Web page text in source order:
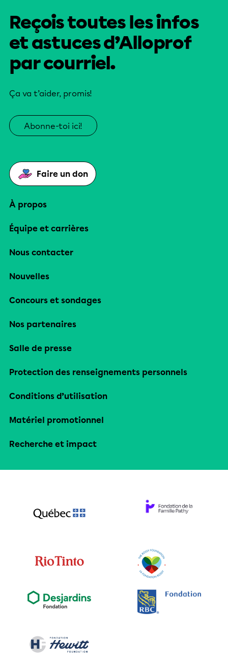
Reçois toutes les infos
et astuces d’Alloprof
par courriel.
Ça va t’aider, promis!
Abonne-toi ici!
Faire un don
À propos
Équipe et carrières
Nous contacter
Nouvelles
Concours et sondages
Nos partenaires
Salle de presse
Protection des renseignements personnels
Conditions d’utilisation
Matériel promotionnel
Recherche et impact